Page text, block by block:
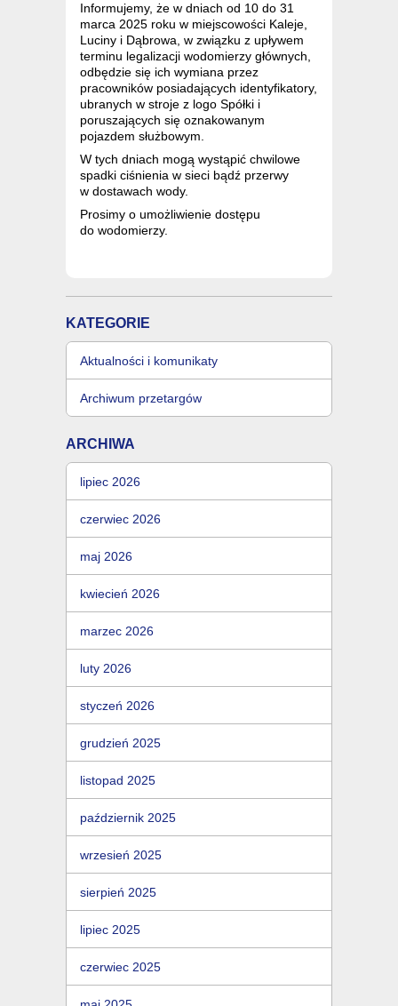
Informujemy, że w dniach od 10 do 31
marca 2025 roku w miejscowości Kaleje,
Luciny i Dąbrowa, w związku z upływem
terminu legalizacji wodomierzy głównych,
odbędzie się ich wymiana przez
pracowników posiadających identyfikatory,
ubranych w stroje z logo Spółki i
poruszających się oznakowanym
pojazdem służbowym.
W tych dniach mogą wystąpić chwilowe
spadki ciśnienia w sieci bądź przerwy
w dostawach wody.
Prosimy o umożliwienie dostępu
do wodomierzy.
KATEGORIE
Aktualności i komunikaty
Archiwum przetargów
ARCHIWA
lipiec 2026
czerwiec 2026
maj 2026
kwiecień 2026
marzec 2026
luty 2026
styczeń 2026
grudzień 2025
listopad 2025
październik 2025
wrzesień 2025
sierpień 2025
lipiec 2025
czerwiec 2025